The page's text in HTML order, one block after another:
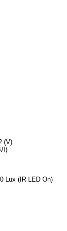
(V)
Lux (IR LED On)